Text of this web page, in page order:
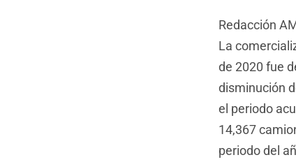
Redacción
La
de 2020 fue
disminución
el periodo
14,367
periodo del